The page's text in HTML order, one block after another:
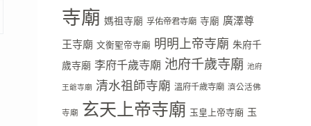
寺廟 媽祖寺廟 孚佑帝君寺廟 寺廟 廣澤尊
王寺廟 文衡聖帝寺廟 明明上帝寺廟 朱府千
歲寺廟 李府千歲寺廟 池府千歲寺廟 池府
王爺寺廟 清水祖師寺廟 溫府千歲寺廟 濟公活佛
寺廟 玄天上帝寺廟 玉皇上帝寺廟 玉